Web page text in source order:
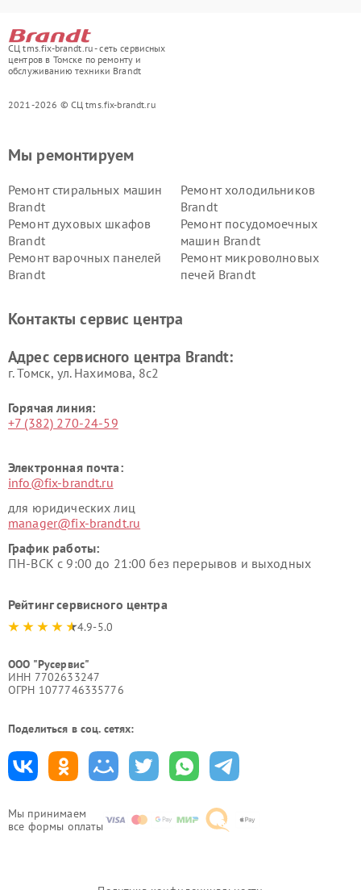
СЦ tms.fix-brandt.ru - сеть сервисных
центров в Томске по ремонту и
обслуживанию техники Brandt
2021-2026 © СЦ tms.fix-brandt.ru
Мы принимаем
все формы оплаты
Мы ремонтируем
Ремонт стиральных машин
Brandt
Ремонт холодильников
Brandt
Ремонт духовых шкафов
Brandt
Ремонт посудомоечных
машин Brandt
Ремонт варочных панелей
Brandt
Ремонт микроволновых
печей Brandt
Контакты сервис центра
Адрес сервисного центра Brandt:
г. Томск, ул. Нахимова, 8с2
Горячая линия:
+7 (382) 270-24-59
Электронная почта:
info@fix-brandt.ru
для юридических лиц
manager@fix-brandt.ru
График работы:
ПН-ВСК с 9:00 до 21:00 без перерывов и выходных
Рейтинг сервисного центра
4.9-5.0
ООО "Русервис"
ИНН 7702633247
ОГРН 1077746335776
Поделиться в соц. сетях: